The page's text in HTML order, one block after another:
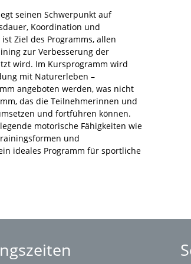
seinen Schwerpunkt auf
Koordination und
Ziel des Programms, allen
zur Verbesserung der
wird. Im Kursprogramm wird
mit Naturerleben –
angeboten werden, was nicht
das die Teilnehmerinnen und
und fortführen können.
motorische Fähigkeiten wie
und
ideales Programm für sportliche